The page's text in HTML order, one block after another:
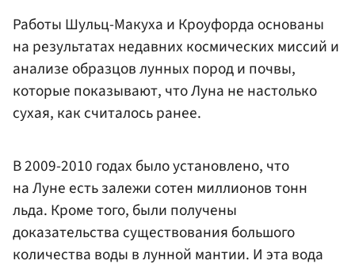
Работы Шульц-Макуха и Кроуфорда основаны
на результатах недавних космических миссий и
анализе образцов лунных пород и почвы,
которые показывают, что Луна не настолько
сухая, как считалось ранее.
В 2009-2010 годах было установлено, что
на Луне есть залежи сотен миллионов тонн
льда. Кроме того, были получены
доказательства существования большого
количества воды в лунной мантии. И эта вода